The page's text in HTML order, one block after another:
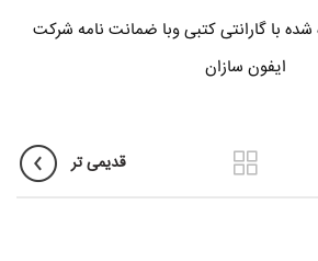
با گارانتی کتبی وبا ضمانت نامه شرکت
ایفون سازان
قدیمی تر